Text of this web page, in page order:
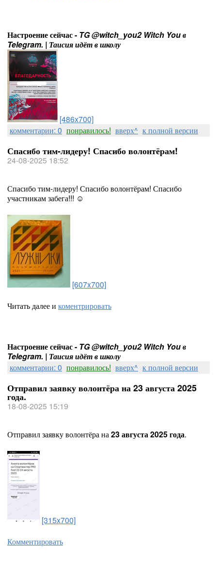
Настроение сейчас - TG @witch_you2 Witch You в
Telegram. | Таисия идёт в школу
[486x700]
комментарии: 0 понравилось! вверх^ к полной версии
Спасибо тим-лидеру! Спасибо волонтёрам!
24-08-2025 18:52
Спасибо тим-лидеру! Спасибо волонтёрам! Спасибо
участникам забега!!! ☺️
[607x700]
Читать далее и коментрировать
Настроение сейчас - TG @witch_you2 Witch You в
Telegram. | Таисия идёт в школу
комментарии: 0 понравилось! вверх^ к полной версии
Отправил заявку волонтёра на 23 августа 2025
года.
18-08-2025 15:19
Отправил заявку волонтёра на23 августа 2025 года.
[315x700]
Комментировать